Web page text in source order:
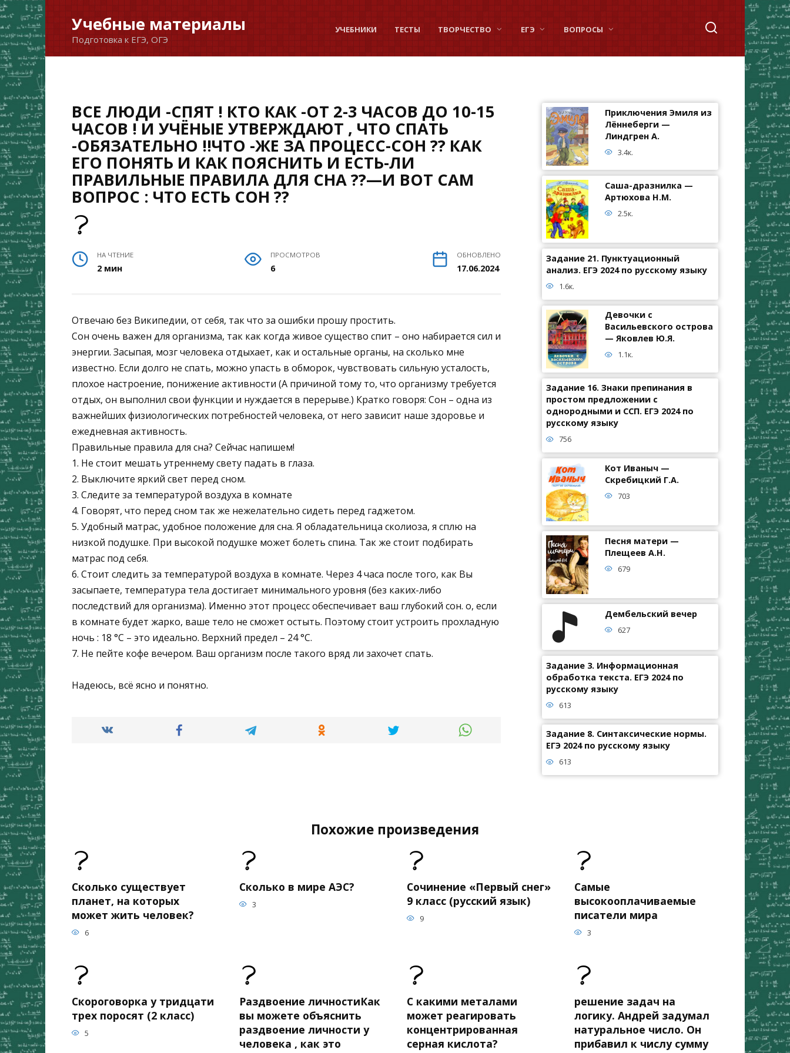
Перейти
к
содержанию
Учебные материалы
Подготовка к ЕГЭ, ОГЭ
УЧЕБНИКИ ТЕСТЫ ТВОРЧЕСТВО ЕГЭ ВОПРОСЫ
ВСЕ ЛЮДИ -СПЯТ ! КТО КАК -ОТ 2-3 ЧАСОВ ДО 10-15
ЧАСОВ ! И УЧЁНЫЕ УТВЕРЖДАЮТ , ЧТО СПАТЬ
-ОБЯЗАТЕЛЬНО !!ЧТО -ЖЕ ЗА ПРОЦЕСС-СОН ?? КАК
ЕГО ПОНЯТЬ И КАК ПОЯСНИТЬ И ЕСТЬ-ЛИ
ПРАВИЛЬНЫЕ ПРАВИЛА ДЛЯ СНА ??—И ВОТ САМ
ВОПРОС : ЧТО ЕСТЬ СОН ??
НА ЧТЕНИЕ
2 мин
ПРОСМОТРОВ
6
ОБНОВЛЕНО
17.06.2024
Отвечаю без Википедии, от себя, так что за ошибки прошу простить.
Сон очень важен для организма, так как когда живое существо спит – оно набирается сил и
энергии. Засыпая, мозг человека отдыхает, как и остальные органы, на сколько мне
известно. Если долго не спать, можно упасть в обморок, чувствовать сильную усталость,
плохое настроение, понижение активности (А причиной тому то, что организму требуется
отдых, он выполнил свои функции и нуждается в перерыве.) Кратко говоря: Сон – одна из
важнейших физиологических потребностей человека, от него зависит наше здоровье и
ежедневная активность.
Правильные правила для сна? Сейчас напишем!
1. Не стоит мешать утреннему свету падать в глаза.
2. Выключите яркий свет перед сном.
3. Следите за температурой воздуха в комнате
4. Говорят, что перед сном так же нежелательно сидеть перед гаджетом.
5. Удобный матрас, удобное положение для сна. Я обладательница сколиоза, я сплю на
низкой подушке. При высокой подушке может болеть спина. Так же стоит подбирать
матрас под себя.
6. Стоит следить за температурой воздуха в комнате. Через 4 часа после того, как Вы
засыпаете, температура тела достигает минимального уровня (без каких-либо
последствий для организма). Именно этот процесс обеспечивает ваш глубокий сон. о, если
в комнате будет жарко, ваше тело не сможет остыть. Поэтому стоит устроить прохладную
ночь : 18 °С – это идеально. Верхний предел – 24 °С.
7. Не пейте кофе вечером. Ваш организм после такого вряд ли захочет спать.
Надеюсь, всё ясно и понятно.
Приключения Эмиля из
Лённеберги —
Линдгрен А.
3.4к.
Саша-дразнилка —
Артюхова Н.М.
2.5к.
Задание 21. Пунктуационный
анализ. ЕГЭ 2024 по русскому языку
1.6к.
Девочки с
Васильевского острова
— Яковлев Ю.Я.
1.1к.
Задание 16. Знаки препинания в
простом предложении с
однородными и ССП. ЕГЭ 2024 по
русскому языку
756
Кот Иваныч —
Скребицкий Г.А.
703
Песня матери —
Плещеев А.Н.
679
Дембельский вечер
627
Задание 3. Информационная
обработка текста. ЕГЭ 2024 по
русскому языку
613
Задание 8. Синтаксические нормы.
ЕГЭ 2024 по русскому языку
613
Похожие произведения
Сколько существует
планет, на которых
может жить человек?
6
Сколько в мире АЭС?
3
Сочинение «Первый снег»
9 класс (русский язык)
9
Самые
высокооплачиваемые
писатели мира
3
Скороговорка у тридцати
трех поросят (2 класс)
5
Раздвоение личностиКак
вы можете объяснить
раздвоение личности у
человека , как это
С какими металами
может реагировать
концентрированная
серная кислота?
решение задач на
логику. Андрей задумал
натуральное число. Он
прибавил к числу сумму